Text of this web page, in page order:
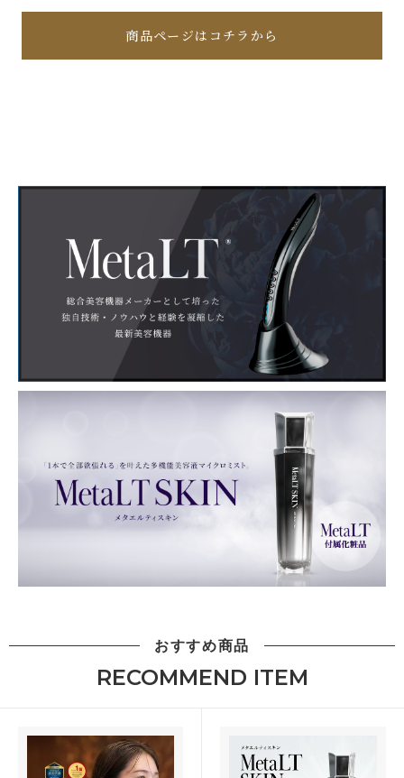
商品ページはコチラから
おすすめ商品
RECOMMEND ITEM